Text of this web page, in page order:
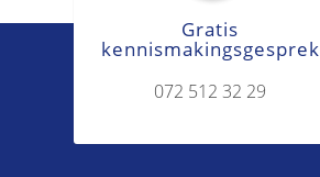
Gratis
kennismakingsgesprek
072 512 32 29